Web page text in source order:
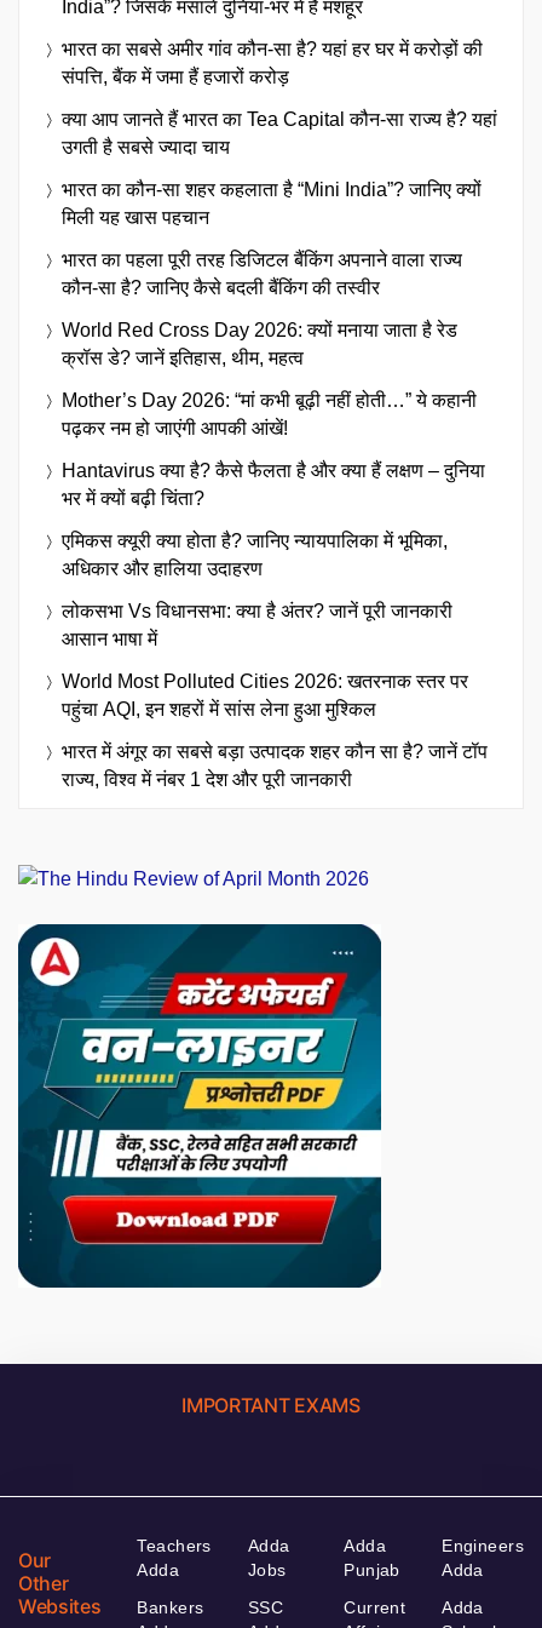
India”? जिसके मसालें दुनिया-भर में है मशहूर
भारत का सबसे अमीर गांव कौन-सा है? यहां हर घर में करोड़ों की
संपत्ति, बैंक में जमा हैं हजारों करोड़
क्या आप जानते हैं भारत का Tea Capital कौन-सा राज्य है? यहां
उगती है सबसे ज्यादा चाय
भारत का कौन-सा शहर कहलाता है “Mini India”? जानिए क्यों
मिली यह खास पहचान
भारत का पहला पूरी तरह डिजिटल बैंकिंग अपनाने वाला राज्य
कौन-सा है? जानिए कैसे बदली बैंकिंग की तस्वीर
World Red Cross Day 2026: क्यों मनाया जाता है रेड
क्रॉस डे? जानें इतिहास, थीम, महत्व
Mother’s Day 2026: “मां कभी बूढ़ी नहीं होती…” ये कहानी
पढ़कर नम हो जाएंगी आपकी आंखें!
Hantavirus क्या है? कैसे फैलता है और क्या हैं लक्षण – दुनिया
भर में क्यों बढ़ी चिंता?
एमिकस क्यूरी क्या होता है? जानिए न्यायपालिका में भूमिका,
अधिकार और हालिया उदाहरण
लोकसभा Vs विधानसभा: क्या है अंतर? जानें पूरी जानकारी
आसान भाषा में
World Most Polluted Cities 2026: खतरनाक स्तर पर
पहुंचा AQI, इन शहरों में सांस लेना हुआ मुश्किल
भारत में अंगूर का सबसे बड़ा उत्पादक शहर कौन सा है? जानें टॉप
राज्य, विश्व में नंबर 1 देश और पूरी जानकारी
IMPORTANT EXAMS
Our
Other
Websites
Teachers
Adda
Bankers
Adda
Jobs
SSC
Adda
Punjab
Current
Engineers
Adda
Adda